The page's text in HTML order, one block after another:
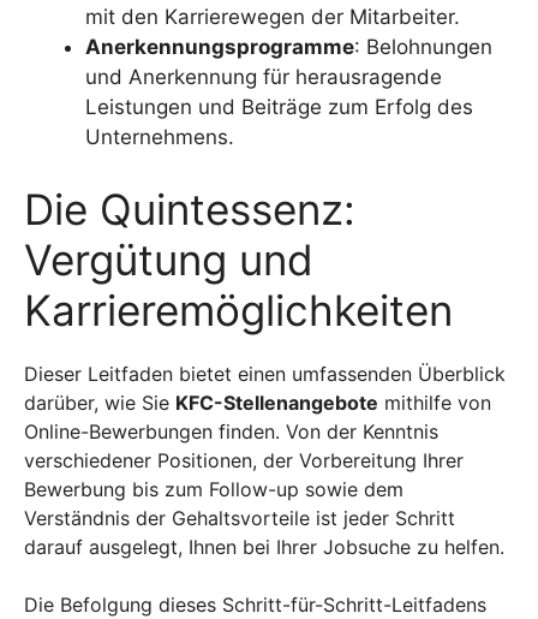
mit den Karrierewegen der Mitarbeiter.
Anerkennungsprogramme: Belohnungen
und Anerkennung für herausragende
Leistungen und Beiträge zum Erfolg des
Unternehmens.
Die Quintessenz:
Vergütung und
Karrieremöglichkeiten
Dieser Leitfaden bietet einen umfassenden Überblick
darüber, wie Sie KFC-Stellenangebote mithilfe von
Online-Bewerbungen finden. Von der Kenntnis
verschiedener Positionen, der Vorbereitung Ihrer
Bewerbung bis zum Follow-up sowie dem
Verständnis der Gehaltsvorteile ist jeder Schritt
darauf ausgelegt, Ihnen bei Ihrer Jobsuche zu helfen.
Die Befolgung dieses Schritt-für-Schritt-Leitfadens